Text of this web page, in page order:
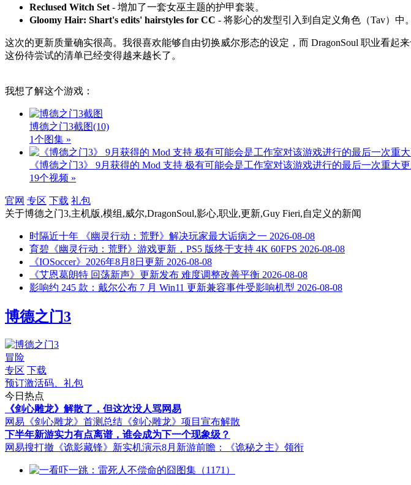
Reclused Witch Set - 增加了一套女巫主题的护甲套装。
Gloomy Hair: Shart's edits' hairstyles for CC - 将影心的发型引入到自定义角色（Tav）中。
这次的更新质量确实很高。我很喜欢能够自由切换威尔形态的设定，而 DragonSoul 职业看起
这份待尝试的清单已经变得越来越长了。
我想了解这个游戏：
博德之门3截图(10)
1个图集 »
《博德之门3》 9月获得的 Mod 支持 极有可能会是工作室对该游戏进行的最后一次重大
19个视频 »
官网 专区 下载 礼包
关于博德之门3,主机版,模组,威尔,DragonSoul,影心,职业,更新,Guy Fieri,自定义 的新闻
时隔近十年 《幽灵行动：荒野》解决玩家最大诟病之一 2026-08-08
育碧《幽灵行动：荒野》游戏更新，PS5 版终于支持 4K 60FPS 2026-08-08
《IOSoccer》2026年8月8日更新 2026-08-08
《艾恩葛朗特 回荡新声》更新发布 难度调整改善平衡 2026-08-08
影响约 245 款：戴尔公布 7 月 Win11 更新兼容事件受影响机型 2026-08-08
博德之门3
冒险
专区 下载
预订激活码、礼包
今日热点
《剑心雕龙》解散了，但这次没人骂网易
网易《剑心雕龙》首测总结 《剑心雕龙》项目宣布解散
下半年新游实力有点离谱，谁会成为下一个现象级？
网易搜打撤《诡影藏锋》新实机演示8月新游前瞻：《诡秘之主》领衔